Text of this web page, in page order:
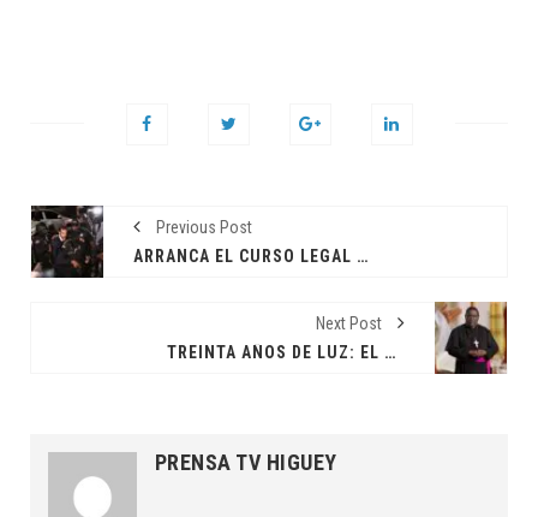
Previous Post
ARRANCA EL CURSO LEGAL EN EL CASODEL JET SET, 65 DÍAS DESPUÉS DELA TRAGEDIA
Next Post
TREINTA AÑOS DE LUZ: EL SACERDOCIO COMO TESTIMONIO DE NACIÓN
PRENSA TV HIGUEY